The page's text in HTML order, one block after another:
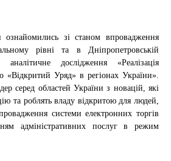
ознайомились зі станом впровадження
рівні та в Дніпропетровській
аналітичне дослідження «Реалізація
«Відкритий Уряд» в регіонах України».
серед областей України з новацій, які
та роблять владу відкритою для людей,
системи електронних торгів
адміністративних послуг в режим